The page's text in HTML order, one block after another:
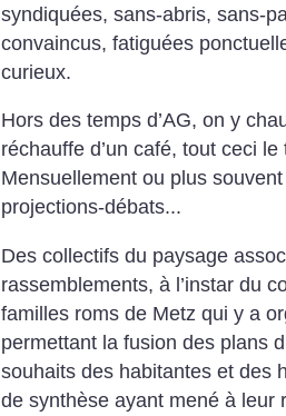
syndiquées, sans-abris, sans-
convaincus, fatiguées
curieux.
Hors des temps d’AG, on y
réchauffe d’un café, tout ceci
Mensuellement ou plus
projections-débats...
Des collectifs du paysage
rassemblements, à l’instar du
familles roms de Metz qui y a
permettant la fusion des plans
souhaits des habitantes et des
de synthèse ayant mené à leur